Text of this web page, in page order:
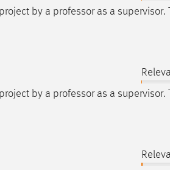
by a professoras a supervisor.
by a professoras a supervisor.